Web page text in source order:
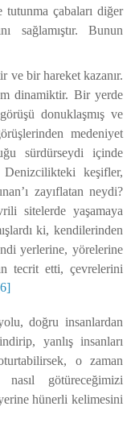
çabaları diğer
sağlamıştır. Bunun
ve bir hareket kazanır.
dinamiktir. Bir yerde
donuklaşmış ve
medeniyet
sürdürseydi içinde
Denizcilikteki keşifler,
zayıflatan neydi?
sitelerde yaşamaya
ki, kendilerinden
yerlerine, yörelerine
tecrit etti, çevrelerini
doğru insanlardan
yanlış insanları
o zaman
götüreceğimizi
hünerli kelimesini